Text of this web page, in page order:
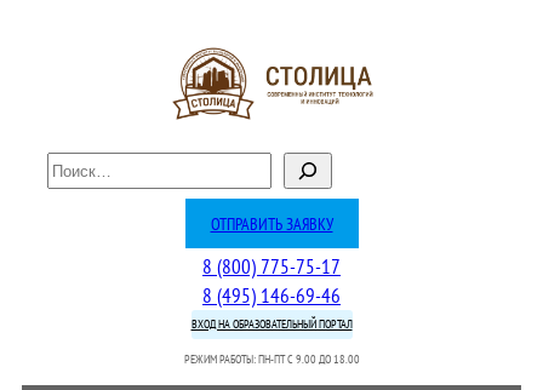
П
о
ОТПРАВИТЬ ЗАЯВКУ
8 (800) 775-75-17
8 (495) 146-69-46
ВХОД НА ОБРАЗОВАТЕЛЬНЫЙ ПОРТАЛ
РЕЖИМ РАБОТЫ: ПН-ПТ C 9.00 ДО 18.00